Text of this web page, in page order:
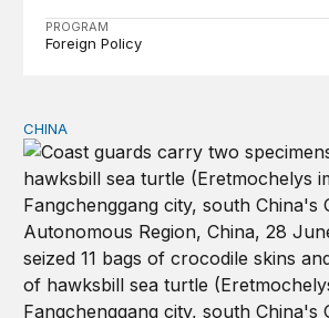
PROGRAM
Foreign Policy
La caza furtiva y el tráfico de vida
CHINA